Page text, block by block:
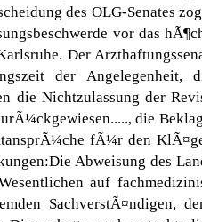
des OLG-Senates
vor das
Der
der Angelegenheit,
die Nichtzulassung der
die
fÃ¼r den
Abweisung des
auf
SachverstÃ¤ndigen,